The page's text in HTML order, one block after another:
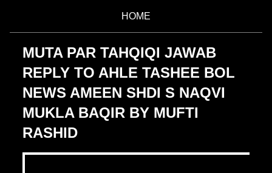
HOME
MUTA PAR TAHQIQI JAWAB
REPLY TO AHLE TASHEE BOL
NEWS AMEEN SHDI S NAQVI
MUKLA BAQIR BY MUFTI
RASHID